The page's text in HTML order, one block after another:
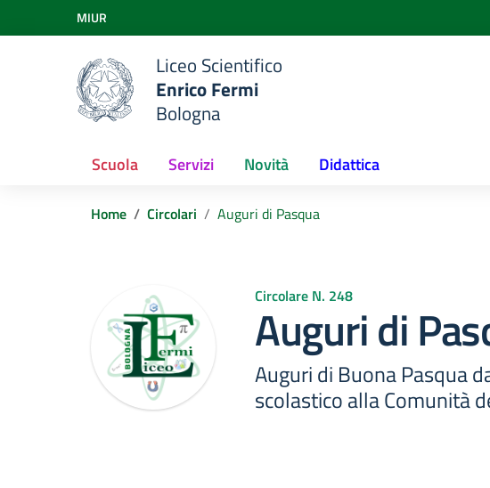
Vai ai contenuti
Vai al menu di navigazione
Vai al footer
MIUR
Liceo Scientifico
Enrico Fermi
Bologna
Scuola Servizi Novità Didattica
Home Circolari Auguri di Pasqua
Circolare N. 248
Auguri di
Auguri di Buona Pasqua
scolastico alla Comunità